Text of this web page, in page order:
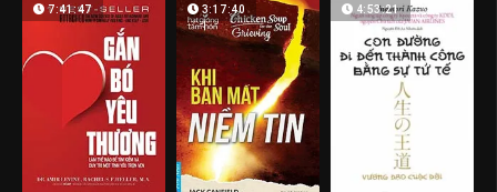
7:41:47 3:17:40 4:53:21